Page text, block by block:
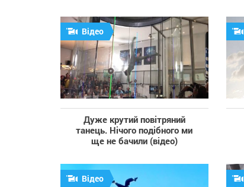
Відео
Дуже крутий повітряний
танець. Нічого подібного ми
ще не бачили (відео)
Відео